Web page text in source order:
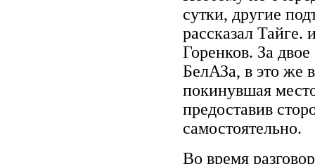
сутки, другие
рассказал
Горенков. За
БелАЗа, в это же
покинувшая
предоставив
самостоятельно.
Во время